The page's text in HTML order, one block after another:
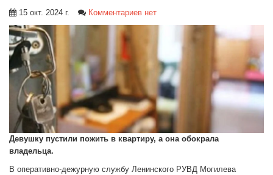
15 окт. 2024 г. Комментариев нет
Девушку пустили пожить в квартиру, а она обокрала
владельца.
В оперативно-дежурную службу Ленинского РУВД Могилева